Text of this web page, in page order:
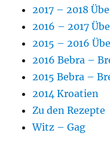
2017 – 2018
2016 – 2017
2015 – 2016
2016 Bebra –
2015 Bebra –
2014 Kroatien
Zu den Rezepte
Witz – Gag